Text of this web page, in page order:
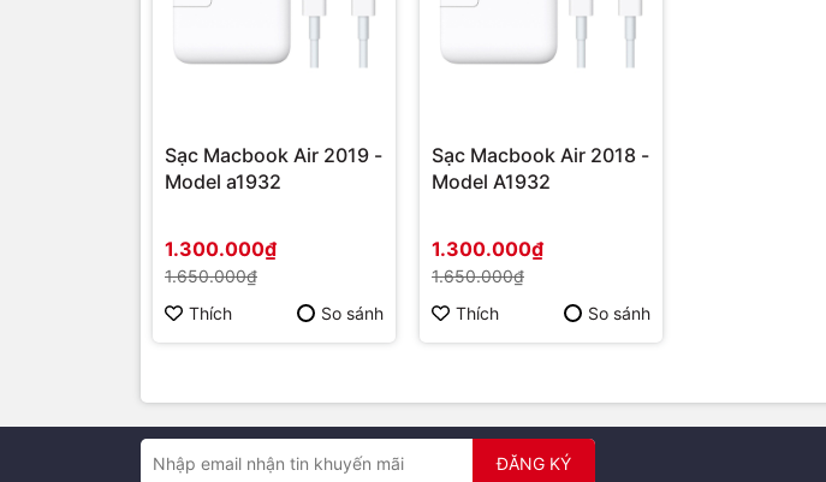
Sạc Macbook Air 2019 -
Model a1932
1.300.000₫
1.650.000₫
Thích
So sánh
Sạc Macbook Air 2018 -
Model A1932
1.300.000₫
1.650.000₫
Thích
So sánh
ĐĂNG KÝ